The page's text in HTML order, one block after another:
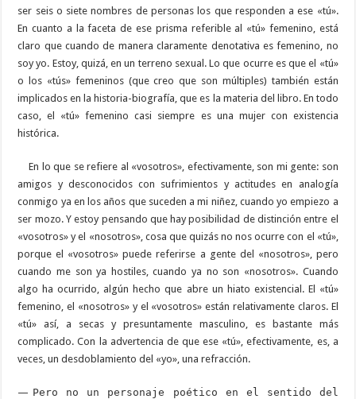
ser seis o siete nombres de personas los que responden a ese «tú».
En cuanto a la faceta de ese prisma referible al «tú» femenino, está
claro que cuando de manera claramente denotativa es femenino, no
soy yo. Estoy, quizá, en un terreno sexual. Lo que ocurre es que el «tú»
o los «tús» femeninos (que creo que son múltiples) también están
implicados en la historia-biografía, que es la materia del libro. En todo
caso, el «tú» femenino casi siempre es una mujer con existencia
histórica.
En lo que se refiere al «vosotros», efectivamente, son mi gente: son
amigos y desconocidos con sufrimientos y actitudes en analogía
conmigo ya en los años que suceden a mi niñez, cuando yo empiezo a
ser mozo. Y estoy pensando que hay posibilidad de distinción entre el
«vosotros» y el «nosotros», cosa que quizás no nos ocurre con el «tú»,
porque el «vosotros» puede referirse a gente del «nosotros», pero
cuando me son ya hostiles, cuando ya no son «nosotros». Cuando
algo ha ocurrido, algún hecho que abre un hiato existencial. El «tú»
femenino, el «nosotros» y el «vosotros» están relativamente claros. El
«tú» así, a secas y presuntamente masculino, es bastante más
complicado. Con la advertencia de que ese «tú», efectivamente, es, a
veces, un desdoblamiento del «yo», una refracción.
— Pero no un personaje poético en el sentido del